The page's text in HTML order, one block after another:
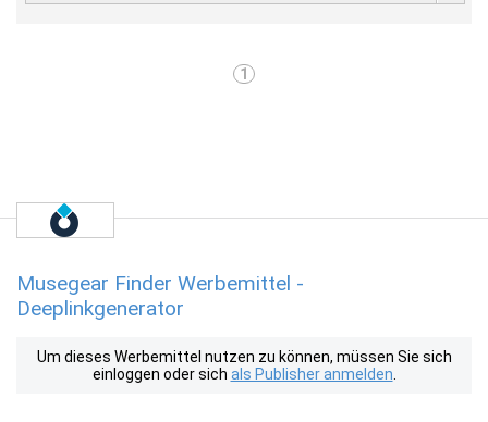
1
Musegear Finder Werbemittel -
Deeplinkgenerator
Um dieses Werbemittel nutzen zu können, müssen Sie sich
einloggen oder sich als Publisher anmelden